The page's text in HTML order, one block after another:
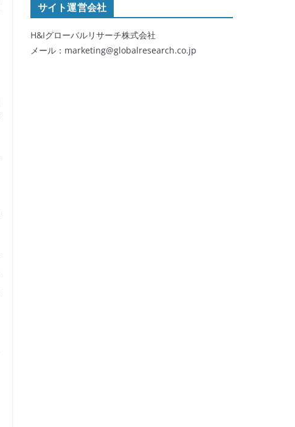
サイト運営会社
H&Iグローバルリサーチ株式会社
メール：marketing@globalresearch.co.jp